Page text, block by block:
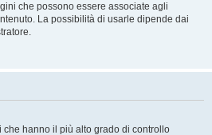
che possono essere associate agli
La possibilità di usarle dipende dai
hanno il più alto grado di controllo